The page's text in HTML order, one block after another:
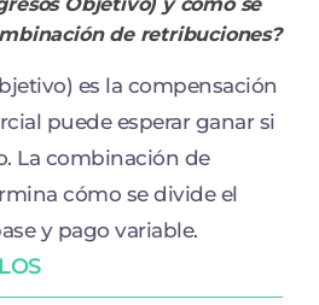
de retribuciones?
es la compensación
puede esperar ganar si
La combinación de
cómo se divide el
y pago variable.